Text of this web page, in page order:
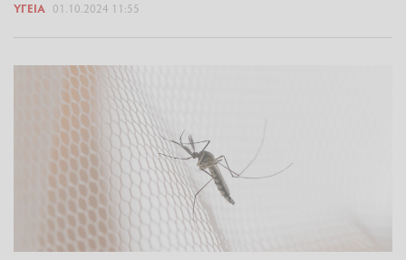
ΥΓΕΊΑ 01.10.2024 11:55